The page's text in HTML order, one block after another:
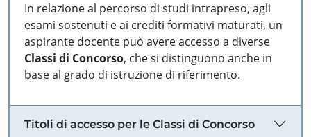
In relazione al percorso di studi intrapreso, agli
esami sostenuti e ai crediti formativi maturati, un
aspirante docente può avere accesso a diverse
Classi di Concorso, che si distinguono anche in
base al grado di istruzione di riferimento.
Titoli di accesso per le Classi di Concorso